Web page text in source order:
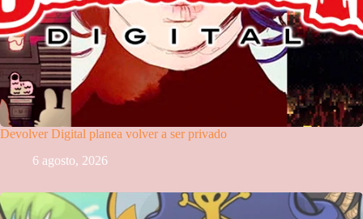
Devolver Digital planea volver a ser privado
6 agosto, 2026